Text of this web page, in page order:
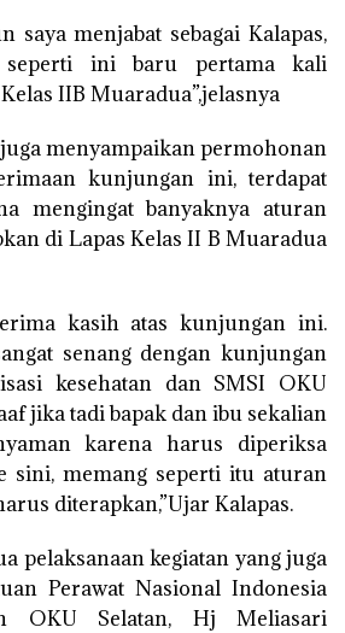
saya menjabat sebagai Kalapas,
seperti ini baru pertama kali
IIB Muaradua”,jelasnya
menyampaikan permohonan
kunjungan ini, terdapat
mengingat banyaknya aturan
di Lapas Kelas II B Muaradua
kasih atas kunjungan ini.
senang dengan kunjungan
kesehatan dan SMSI OKU
jika tadi bapak dan ibu sekalian
karena harus diperiksa
sini, memang seperti itu aturan
diterapkan,”Ujar Kalapas.
pelaksanaan kegiatan yang juga
Perawat Nasional Indonesia
OKU Selatan, Hj Meliasari